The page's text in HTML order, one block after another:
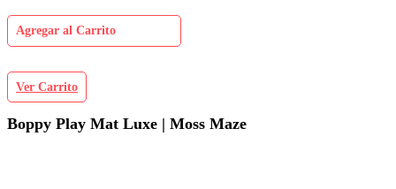
Agregar al Carrito
Ver Carrito
Boppy Play Mat Luxe | Moss Maze